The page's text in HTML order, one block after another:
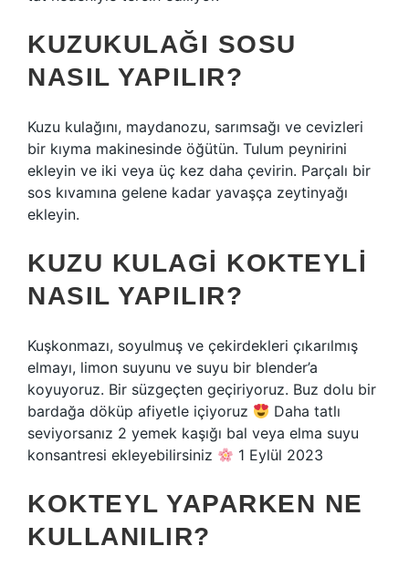
KUZUKULAĞI SOSU
NASIL YAPILIR?
Kuzu kulağını, maydanozu, sarımsağı ve cevizleri
bir kıyma makinesinde öğütün. Tulum peynirini
ekleyin ve iki veya üç kez daha çevirin. Parçalı bir
sos kıvamına gelene kadar yavaşça zeytinyağı
ekleyin.
KUZU KULAGI KOKTEYLI
NASIL YAPILIR?
Kuşkonmazı, soyulmuş ve çekirdekleri çıkarılmış
elmayı, limon suyunu ve suyu bir blender’a
koyuyoruz. Bir süzgeçten geçiriyoruz. Buz dolu bir
bardağa döküp afiyetle içiyoruz
Daha tatlı
seviyorsanız 2 yemek kaşığı bal veya elma suyu
konsantresi ekleyebilirsiniz
1 Eylül 2023
KOKTEYL YAPARKEN NE
KULLANILIR?